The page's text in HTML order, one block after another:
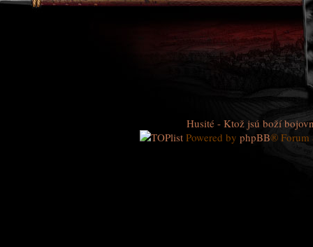
Husité - Ktož jsú boží
Powered by phpBB® Forum